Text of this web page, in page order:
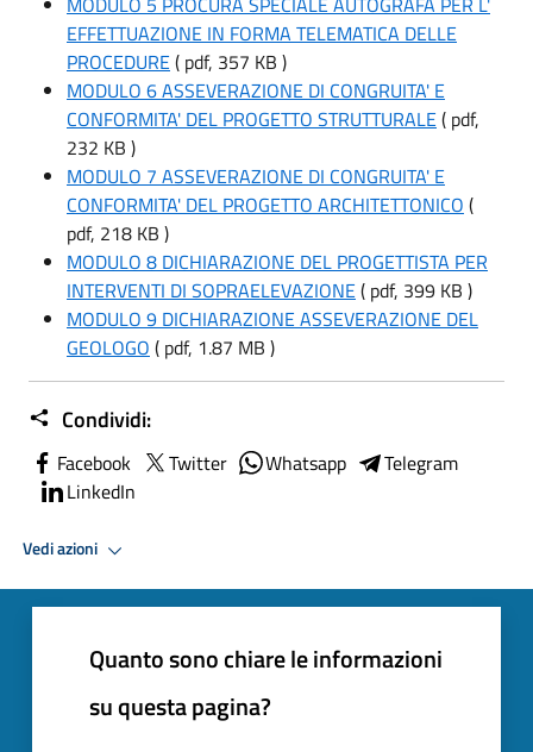
EFFETTUAZIONE IN FORMA TELEMATICA DELLE
PROCEDURE( pdf, 357 KB )
MODULO 6 ASSEVERAZIONE DI CONGRUITA' E
CONFORMITA' DEL PROGETTO STRUTTURALE( pdf,
232 KB )
MODULO 7 ASSEVERAZIONE DI CONGRUITA' E
CONFORMITA' DEL PROGETTO ARCHITETTONICO (
pdf, 218 KB )
MODULO 8 DICHIARAZIONE DEL PROGETTISTA PER
INTERVENTI DI SOPRAELEVAZIONE( pdf, 399 KB )
MODULO 9 DICHIARAZIONE ASSEVERAZIONE DEL
GEOLOGO ( pdf, 1.87 MB )
Condividi:
Facebook Twitter Whatsapp
Telegram
LinkedIn
Vedi azioni
Quanto sono chiare le informazioni
su questa pagina?